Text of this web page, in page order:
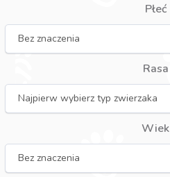
Płeć
Bez znaczenia
Rasa
Najpierw wybierz typ zwierzaka
Wiek
Bez znaczenia